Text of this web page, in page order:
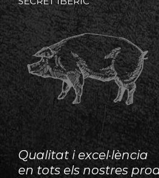
Qualitat i excel·lència
en tots els nostres